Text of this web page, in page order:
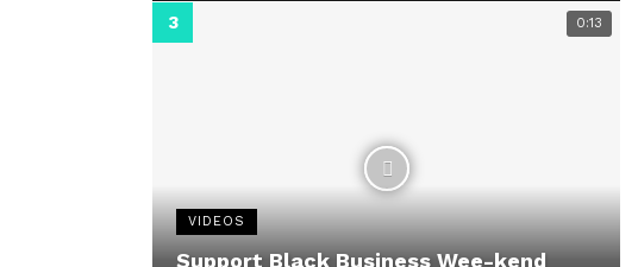
0:13
VIDEOS
Support Black Business Wee-kend